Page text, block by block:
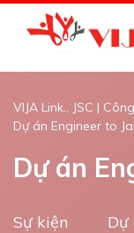
VIJA Link., JSC |
Dự án Engineer to
Dự án
Sự kiện
Dự